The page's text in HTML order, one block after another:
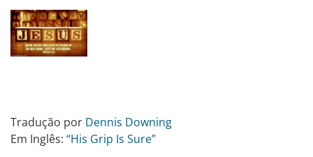
Tradução por Dennis Downing
Em Inglês: “His Grip Is Sure”